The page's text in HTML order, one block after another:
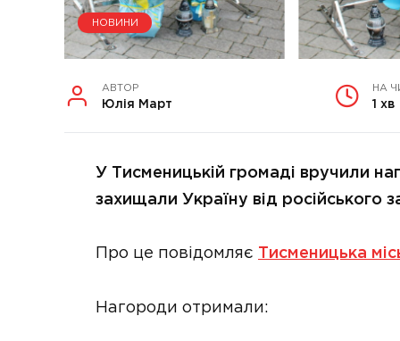
НОВИНИ
АВТОР
Юлія Март
НА
1 хв
У Тисменицькій громаді вручили
захищали Україну від російського
Про це повідомляє Тисменицька
Нагороди отримали: